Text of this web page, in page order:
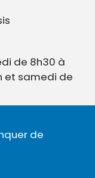
de 8h30 à
et samedi de
de